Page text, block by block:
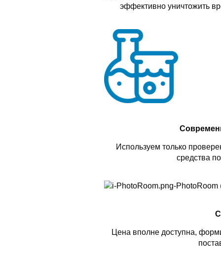
эффективно уничтожить
Используем только
средства
Цена вполне доступна,